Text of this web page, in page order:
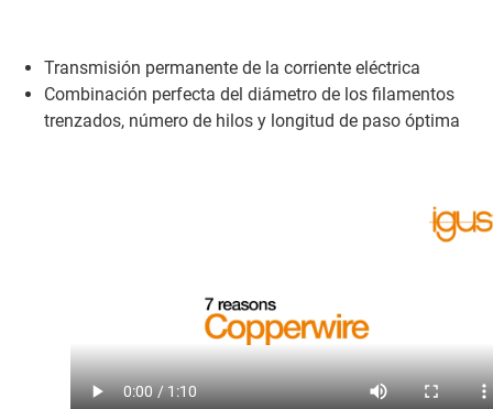
Transmisión permanente de la corriente eléctrica
Combinación perfecta del diámetro de los filamentos
trenzados, número de hilos y longitud de paso óptima